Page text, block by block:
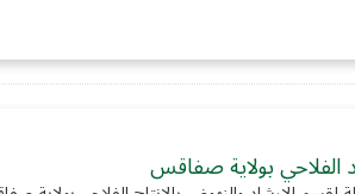
الفلاحي بولاية صفاقس